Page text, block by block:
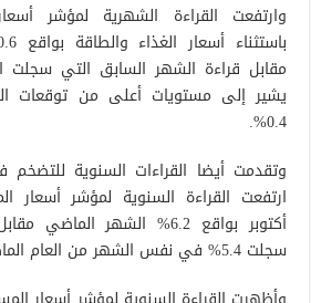
وارتفعت القراءة الشهرية لمؤشر
يشير إلى مستويات أعلى من توقعات
0.4%.
وتقدمت أيضا القراءات السنوية للتضخم
ارتفعت القراءة السنوية لمؤشر أسعار
أكتوبر بواقع 6.2% الشهر
سجلت 5.4% في نفس الشهر من العام الماضي.